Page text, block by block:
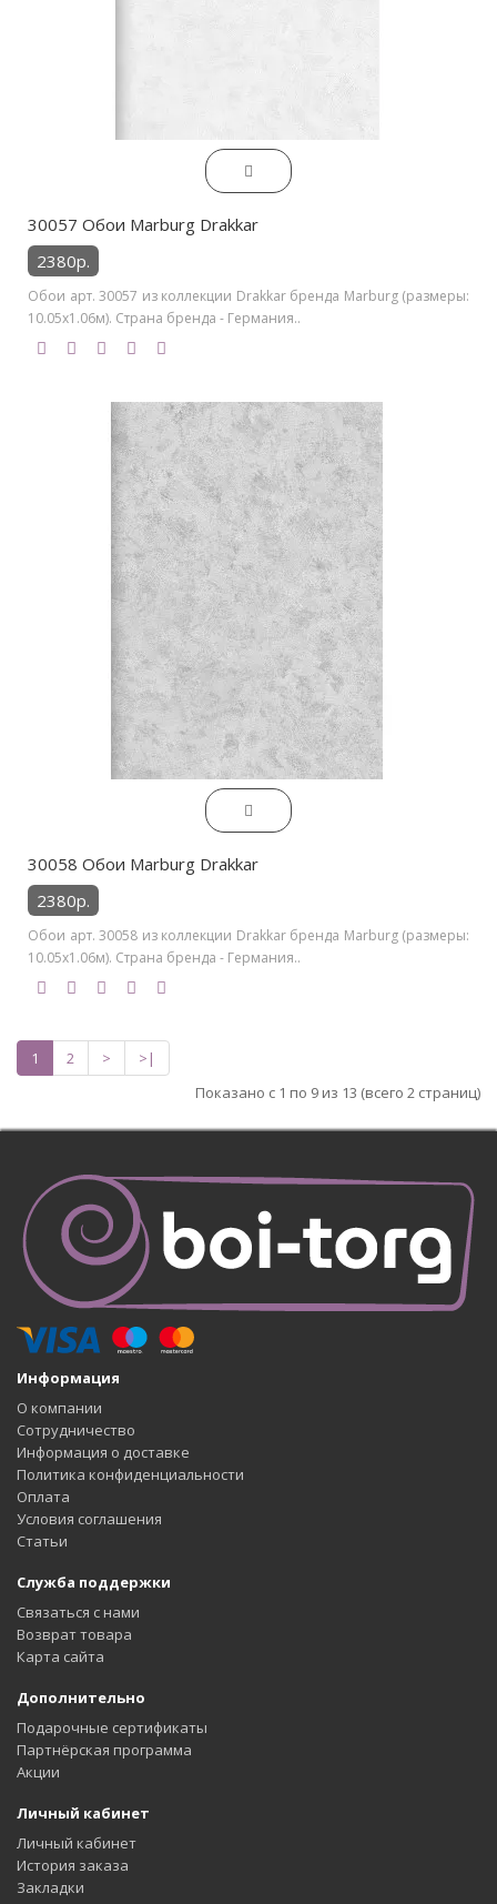
30057 Обои Marburg Drakkar
2380р.
Обои арт. 30057 из коллекции Drakkar бренда Marburg (размеры:
10.05х1.06м). Страна бренда - Германия..
30058 Обои Marburg Drakkar
2380р.
Обои арт. 30058 из коллекции Drakkar бренда Marburg (размеры:
10.05х1.06м). Страна бренда - Германия..
1 2 >
>|
Показано с 1 по 9 из 13 (всего 2 страниц)
Информация
О компании
Сотрудничество
Информация о доставке
Политика конфиденциальности
Оплата
Условия соглашения
Статьи
Служба поддержки
Связаться с нами
Возврат товара
Карта сайта
Дополнительно
Подарочные сертификаты
Партнёрская программа
Акции
Личный кабинет
Личный кабинет
История заказа
Закладки